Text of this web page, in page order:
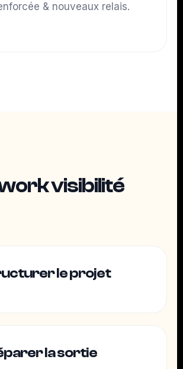
& nouveaux relais.
visibilité
le projet
la sortie